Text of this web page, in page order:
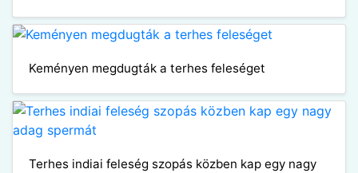
Keményen megdugták a terhes feleséget
Terhes indiai feleség szopás közben kap egy nagy